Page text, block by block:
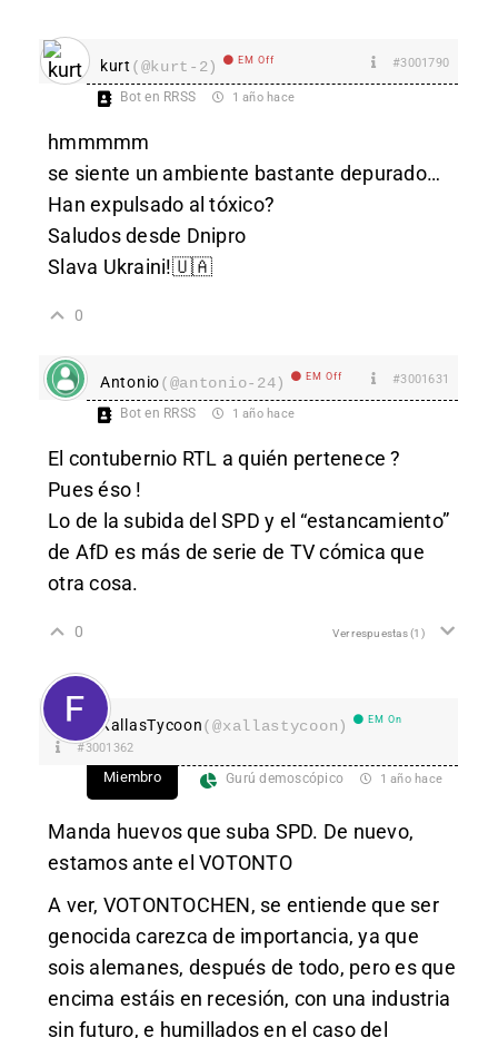
kurt (@kurt-2) EM Off #3001790
Bot en RRSS 1 año hace
hmmmmm
se siente un ambiente bastante depurado…
Han expulsado al tóxico?
Saludos desde Dnipro
Slava Ukraini!🇺🇦
0
Antonio(@antonio-24) EM Off #3001631
Bot en RRSS 1 año hace
El contubernio RTL a quién pertenece ?
Pues éso !
Lo de la subida del SPD y el “estancamiento”
de AfD es más de serie de TV cómica que
otra cosa.
0 Ver respuestas(1)
XallasTycoon(@xallastycoon) EM On
#3001362
Miembro Gurú demoscópico 1 año hace
Manda huevos que suba SPD. De nuevo,
estamos ante el VOTONTO
A ver, VOTONTOCHEN, se entiende que ser
genocida carezca de importancia, ya que
sois alemanes, después de todo, pero es que
encima estáis en recesión, con una industria
sin futuro, e humillados en el caso del